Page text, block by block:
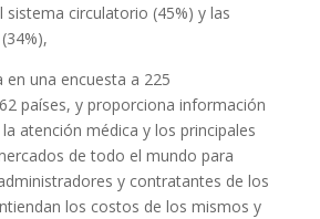
sistema circulatorio (45%) y las
en una encuesta a 225
países, y proporciona información
atención médica y los principales
de todo el mundo para
y contratantes de los
los costos de los mismos y